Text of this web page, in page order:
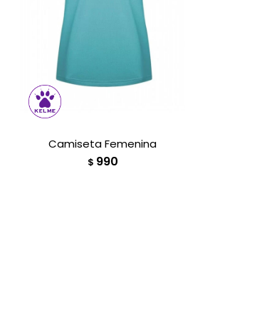
Camiseta Femenina
$ 990